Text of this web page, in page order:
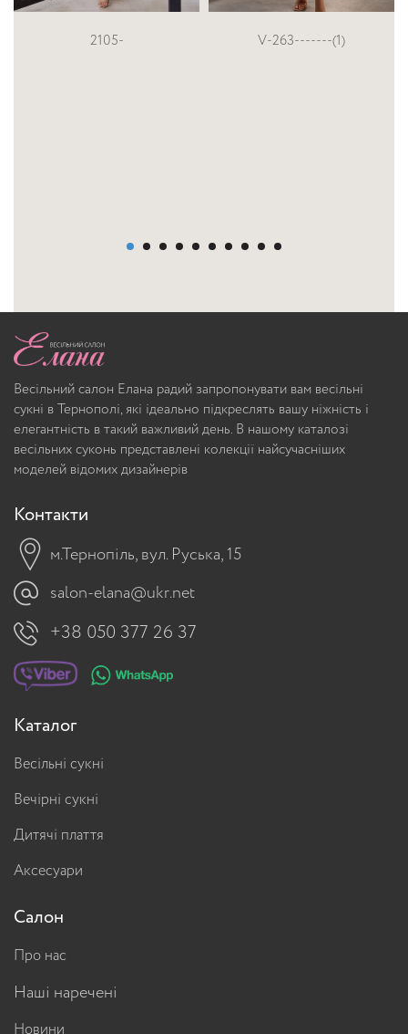
V-263-------(1) V 956
Весільний салон Елана радий запропонувати вам весільні
сукні в Тернополі, які ідеально підкреслять вашу ніжність і
елегантність в такий важливий день. В нашому каталозі
весільних суконь представлені колекції найсучасніших
моделей відомих дизайнерів
Контакти
м.Тернопіль, вул. Руська, 15
salon-elana@ukr.net
+38 050 377 26 37
Каталог
Весільні сукні
Вечірні сукні
Дитячі плаття
Аксесуари
Салон
Про нас
Наші наречені
Новини